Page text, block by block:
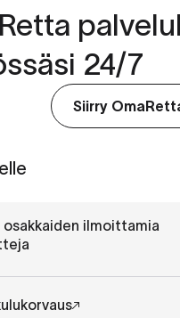
24/7
Siirry
osakkaiden ilmoittamia